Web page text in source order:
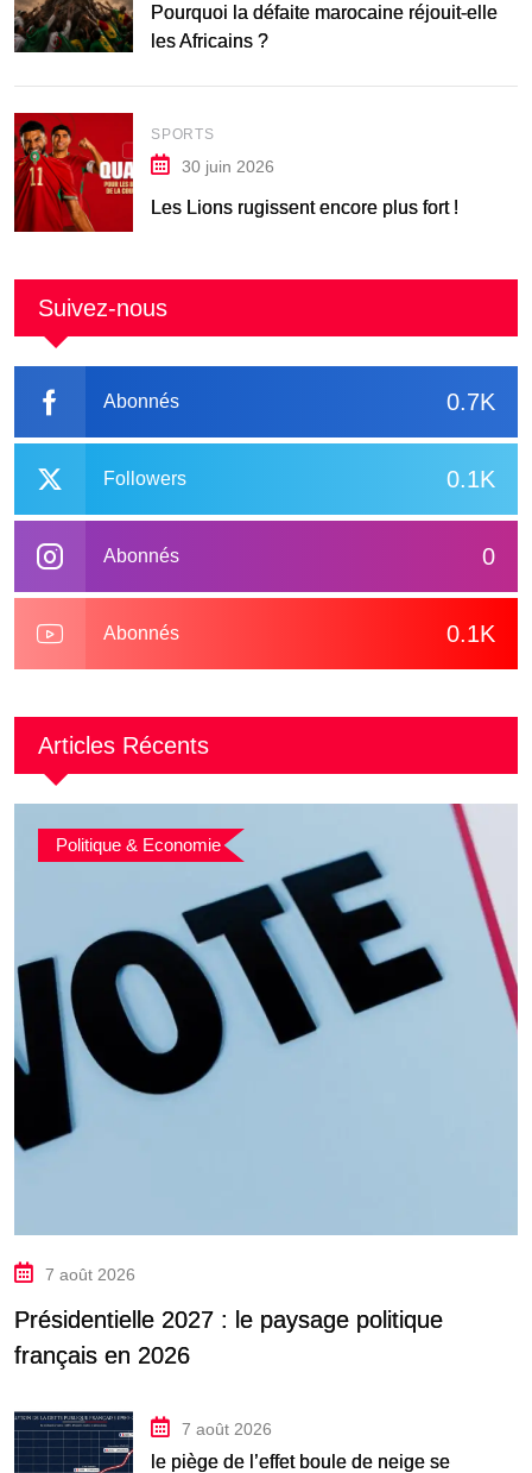
Pourquoi la défaite marocaine réjouit-elle
les Africains ?
SPORTS
30 juin 2026
Les Lions rugissent encore plus fort !
Suivez-nous
0.7K
Abonnés
0.1K
Followers
0
Abonnés
0.1K
Abonnés
Articles Récents
Politique & Economie
7 août 2026
Présidentielle 2027 : le paysage politique
français en 2026
7 août 2026
le piège de l’effet boule de neige se